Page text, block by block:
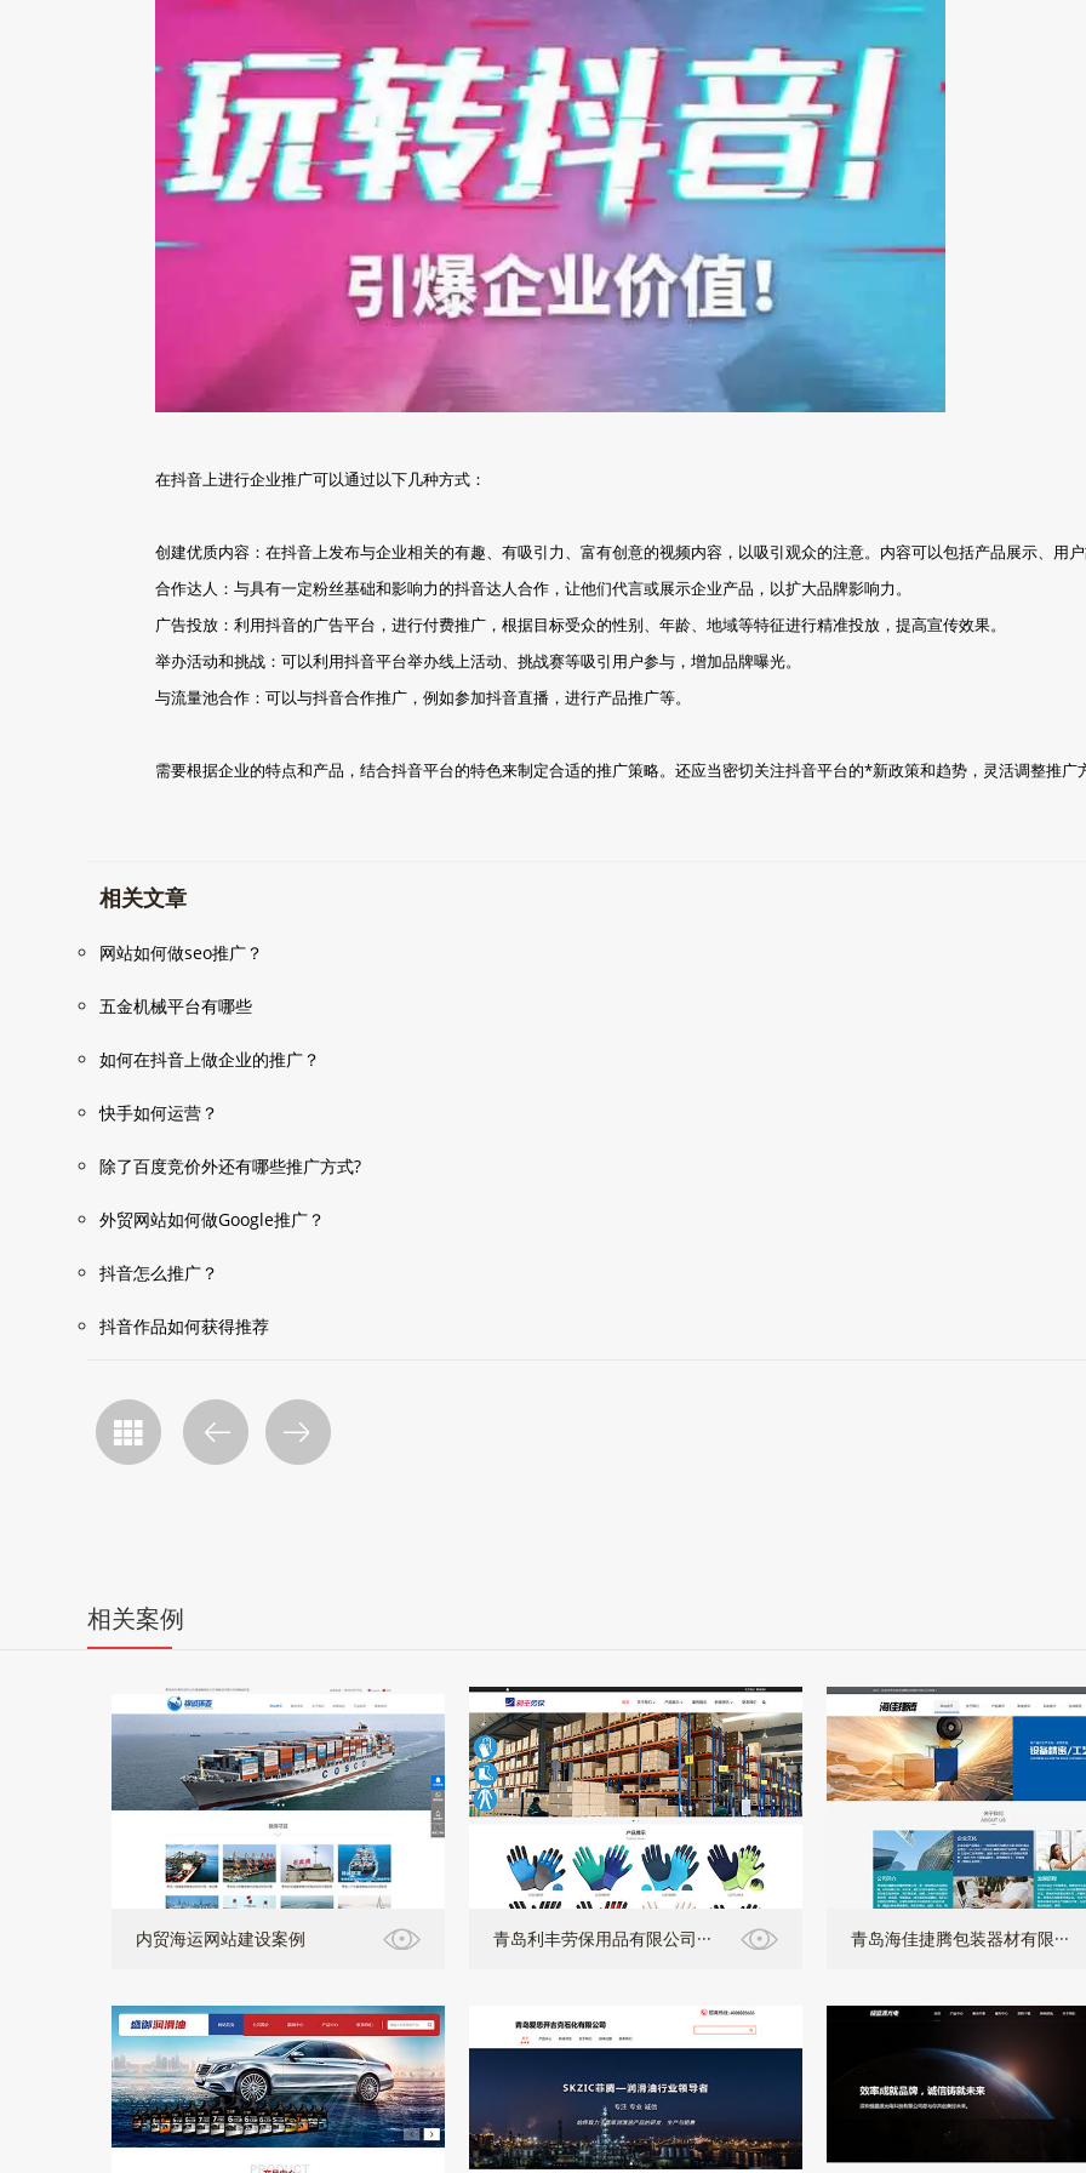
在抖音上进行企业推广可以通过以下几种方式：
创建优质内容：在抖音上发布与企业相关的有趣、有吸引力、富有创意的视频内容，以吸引观众的注意。内容可以包括产品展示、用
合作达人：与具有一定粉丝基础和影响力的抖音达人合作，让他们代言或展示企业产品，以扩大品牌影响力。
广告投放：利用抖音的广告平台，进行付费推广，根据目标受众的性别、年龄、地域等特征进行精准投放，提高宣传效果。
举办活动和挑战：可以利用抖音平台举办线上活动、挑战赛等吸引用户参与，增加品牌曝光。
与流量池合作：可以与抖音合作推广，例如参加抖音直播，进行产品推广等。
需要根据企业的特点和产品，结合抖音平台的特色来制定合适的推广策略。还应当密切关注抖音平台的*新政策和趋势，灵活调整推广
相关文章
网站如何做seo推广？
五金机械平台有哪些
如何在抖音上做企业的推广？
快手如何运营？
除了百度竞价外还有哪些推广方式?
外贸网站如何做Google推广？
抖音怎么推广？
抖音作品如何获得推荐
相关案例
内贸海运网站建设案例 青岛利丰劳保用品有限公司··· 青岛海佳捷腾包装器材有限···